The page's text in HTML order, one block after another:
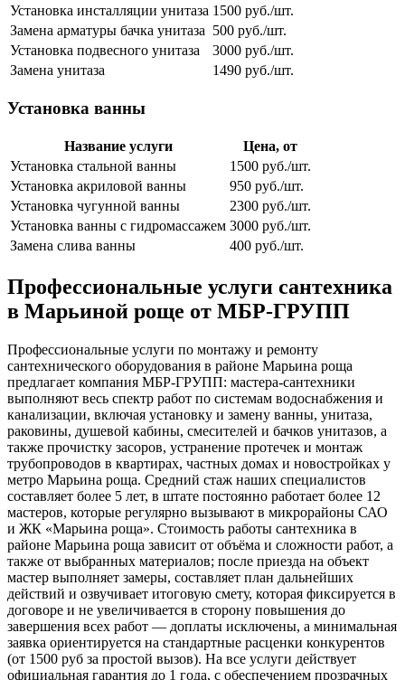
Установка инсталляции унитаза 1500 руб./шт.
Замена арматуры бачка унитаза 500 руб./шт.
Установка подвесного унитаза
3000 руб./шт.
Замена унитаза
1490 руб./шт.
Установка ванны
Название услуги
Цена, от
Установка стальной ванны
1500 руб./шт.
Установка акриловой ванны
950 руб./шт.
Установка чугунной ванны
2300 руб./шт.
Установка ванны с гидромассажем 3000 руб./шт.
Замена слива ванны
400 руб./шт.
Профессиональные услуги сантехника
в Марьиной роще от МБР‑ГРУПП
Профессиональные услуги по монтажу и ремонту
сантехнического оборудования в районе Марьина роща
предлагает компания МБР‑ГРУПП: мастера‑сантехники
выполняют весь спектр работ по системам водоснабжения и
канализации, включая установку и замену ванны, унитаза,
раковины, душевой кабины, смесителей и бачков унитазов, а
также прочистку засоров, устранение протечек и монтаж
трубопроводов в квартирах, частных домах и новостройках у
метро Марьина роща. Средний стаж наших специалистов
составляет более 5 лет, в штате постоянно работает более 12
мастеров, которые регулярно вызывают в микрорайоны САО
и ЖК «Марьина роща». Стоимость работы сантехника в
районе Марьина роща зависит от объёма и сложности работ, а
также от выбранных материалов; после приезда на объект
мастер выполняет замеры, составляет план дальнейших
действий и озвучивает итоговую смету, которая фиксируется в
договоре и не увеличивается в сторону повышения до
завершения всех работ — доплаты исключены, а минимальная
заявка ориентируется на стандартные расценки конкурентов
(от 1500 руб за простой вызов). На все услуги действует
официальная гарантия до 1 года, с обеспечением прозрачных